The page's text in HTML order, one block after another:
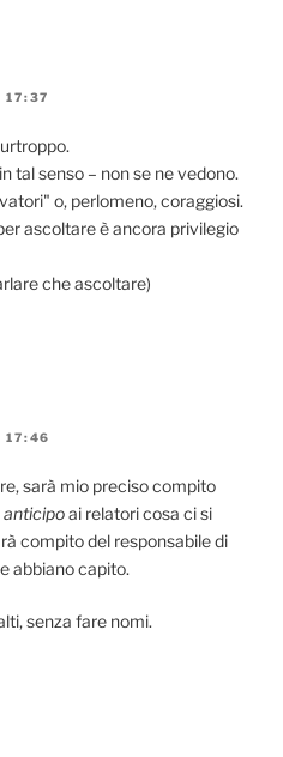
tal senso – non se ne vedono.
o, perlomeno, coraggiosi.
ascoltare è ancora privilegio
che ascoltare)
17:46
sarà mio preciso compito
anticipoai relatori cosa ci si
compito del responsabile di
abbiano capito.
senza fare nomi.